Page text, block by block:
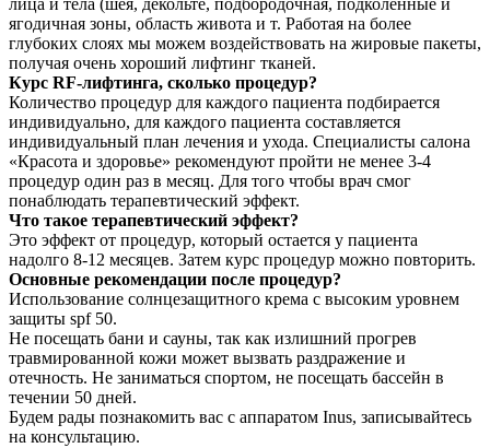
лица и тела (шея, декольте, подбородочная, подколенные и
ягодичная зоны, область живота и т. Работая на более
глубоких слоях мы можем воздействовать на жировые пакеты,
получая очень хороший лифтинг тканей.
Курс RF-лифтинга, сколько процедур?
Количество процедур для каждого пациента подбирается
индивидуально, для каждого пациента составляется
индивидуальный план лечения и ухода. Специалисты салона
«Красота и здоровье» рекомендуют пройти не менее 3-4
процедур один раз в месяц. Для того чтобы врач смог
понаблюдать терапевтический эффект.
Что такое терапевтический эффект?
Это эффект от процедур, который остается у пациента
надолго 8-12 месяцев. Затем курс процедур можно повторить.
Основные рекомендации после процедур?
Использование солнцезащитного крема с высоким уровнем
защиты spf 50.
Не посещать бани и сауны, так как излишний прогрев
травмированной кожи может вызвать раздражение и
отечность. Не заниматься спортом, не посещать бассейн в
течении 50 дней.
Будем рады познакомить вас с аппаратом Inus, записывайтесь
на консультацию.